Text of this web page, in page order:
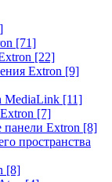
[71]
[22]
Extron [9]
MediaLink [11]
[7]
Extron [8]
пространства
[8]